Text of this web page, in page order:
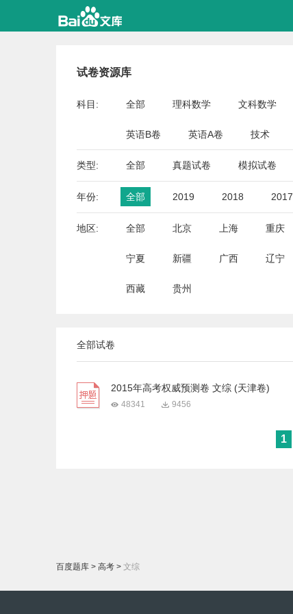
试卷资源库
科目: 全部 理科数学 文科数学
英语B卷 英语A卷 技术
类型: 全部 真题试卷 模拟试卷
年份: 全部 2019 2018 2017
地区: 全部 北京 上海 重庆
宁夏 新疆 广西 辽宁
西藏 贵州
全部试卷
2015年高考权威预测卷 文综 (天津卷)
48341 9456
1
百度题库 > 高考 > 文综